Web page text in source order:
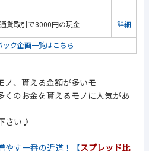
貨取引で3000円の現金 詳細
ック企画一覧はこちら
ノ、貰える金額が多いモ
くのお金を貰えるモノに人気があ
さい♪
やす一番の近道！【スプレッド比